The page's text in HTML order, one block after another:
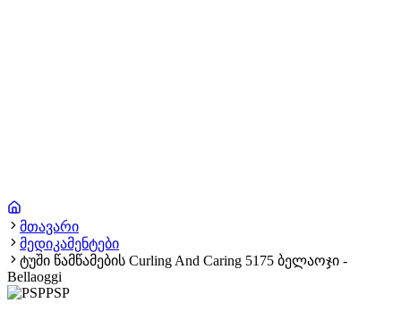
მთავარი
მედიკამენტები
ტუში წამწამების Curling And Caring 5175 ბელაოჯი -
Bellaoggi
PSP